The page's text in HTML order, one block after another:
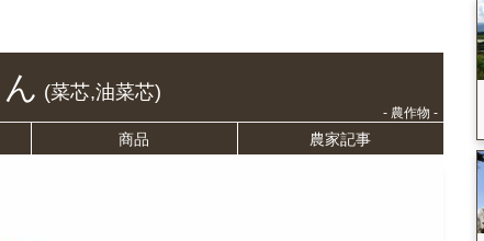
(菜芯,油菜芯)
- 農作物 -
商品 農家記事